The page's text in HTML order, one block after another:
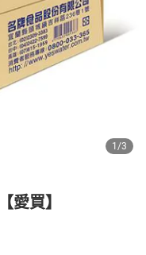
1 /3
愛買】